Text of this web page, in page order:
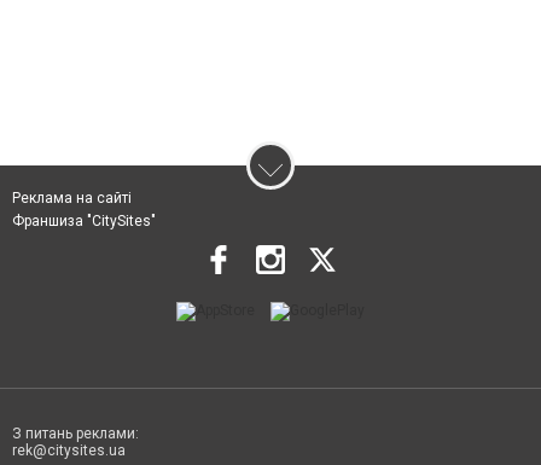
Реклама на сайті
Франшиза "CitySites"
З питань реклами:
rek@citysites.ua